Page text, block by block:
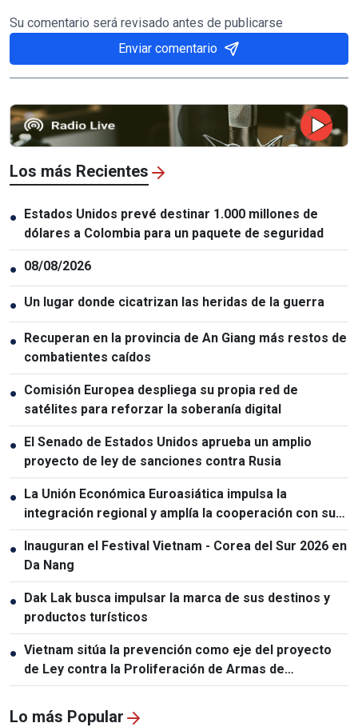
Su comentario será revisado antes de publicarse
Enviar comentario
Los más Recientes
● Estados Unidos prevé destinar 1.000 millones de
dólares a Colombia para un paquete de seguridad
● 08/08/2026
● Un lugar donde cicatrizan las heridas de la guerra
● Recuperan en la provincia de An Giang más restos de
combatientes caídos
● Comisión Europea despliega su propia red de
satélites para reforzar la soberanía digital
● El Senado de Estados Unidos aprueba un amplio
proyecto de ley de sanciones contra Rusia
● La Unión Económica Euroasiática impulsa la
integración regional y amplía la cooperación con sus
socios
● Inauguran el Festival Vietnam - Corea del Sur 2026 en
Da Nang
● Dak Lak busca impulsar la marca de sus destinos y
productos turísticos
● Vietnam sitúa la prevención como eje del proyecto
de Ley contra la Proliferación de Armas de
Destrucción Masiva
Lo más Popular